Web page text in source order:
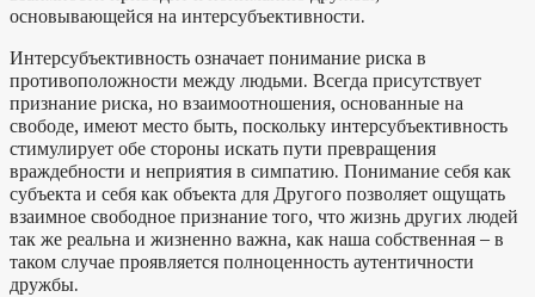
основывающейся на интерсубъективности.
Интерсубъективность означает понимание риска в
противоположности между людьми. Всегда присутствует
признание риска, но взаимоотношения, основанные на
свободе, имеют место быть, поскольку интерсубъективность
стимулирует обе стороны искать пути превращения
враждебности и неприятия в симпатию. Понимание себя как
субъекта и себя как объекта для Другого позволяет ощущать
взаимное свободное признание того, что жизнь других людей
так же реальна и жизненно важна, как наша собственная – в
таком случае проявляется полноценность аутентичности
дружбы.